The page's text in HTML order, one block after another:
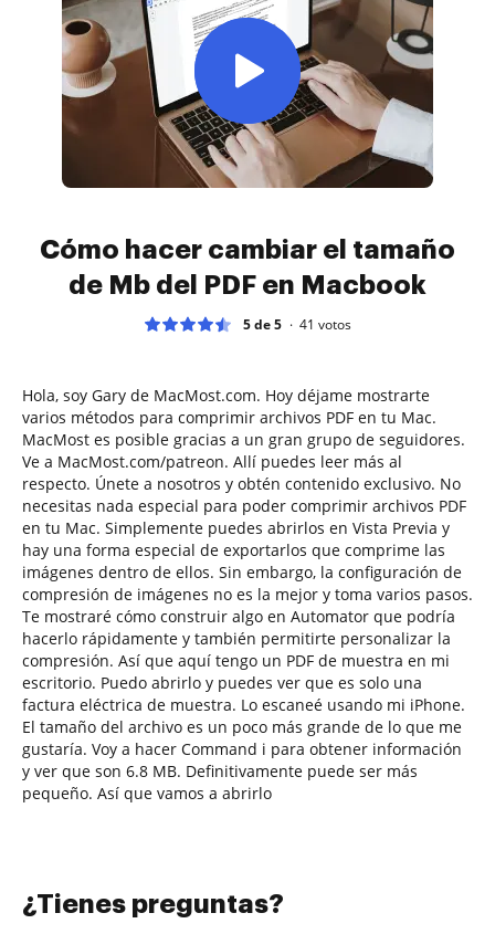
Cómo hacer cambiar el tamaño
de Mb del PDF en Macbook
5 de 5 41 votos
Hola, soy Gary de MacMost.com. Hoy déjame mostrarte
varios métodos para comprimir archivos PDF en tu Mac.
MacMost es posible gracias a un gran grupo de seguidores.
Ve a MacMost.com/patreon. Allí puedes leer más al
respecto. Únete a nosotros y obtén contenido exclusivo. No
necesitas nada especial para poder comprimir archivos PDF
en tu Mac. Simplemente puedes abrirlos en Vista Previa y
hay una forma especial de exportarlos que comprime las
imágenes dentro de ellos. Sin embargo, la configuración de
compresión de imágenes no es la mejor y toma varios pasos.
Te mostraré cómo construir algo en Automator que podría
hacerlo rápidamente y también permitirte personalizar la
compresión. Así que aquí tengo un PDF de muestra en mi
escritorio. Puedo abrirlo y puedes ver que es solo una
factura eléctrica de muestra. Lo escaneé usando mi iPhone.
El tamaño del archivo es un poco más grande de lo que me
gustaría. Voy a hacer Command i para obtener información
y ver que son 6.8 MB. Definitivamente puede ser más
pequeño. Así que vamos a abrirlo
¿Tienes preguntas?